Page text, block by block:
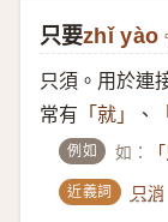
只要zhǐ yào
只須。用於連
常有 「就」 、
例如 如：
近義詞 只消